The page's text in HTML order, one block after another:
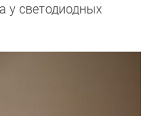
у светодиодных